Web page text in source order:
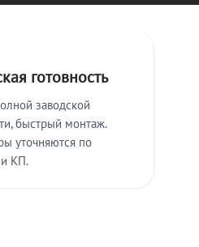
готовность
заводской
быстрый монтаж.
уточняются по
и КП.